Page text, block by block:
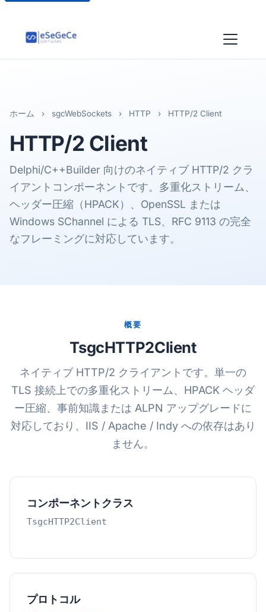
ホーム › sgcWebSockets › HTTP › HTTP/2 Client
HTTP/2 Client
Delphi/C++Builder 向けのネイティブ HTTP/2 クラ
イアントコンポーネントです。多重化ストリーム、
ヘッダー圧縮（HPACK）、OpenSSL または
Windows SChannel による TLS、RFC 9113 の完全
なフレーミングに対応しています。
概要
TsgcHTTP2Client
ネイティブ HTTP/2 クライアントです。単一の
TLS 接続上での多重化ストリーム、HPACK ヘッダ
ー圧縮、事前知識または ALPN アップグレードに
対応しており、IIS / Apache / Indy への依存はあり
ません。
コンポーネントクラス
TsgcHTTP2Client
プロトコル